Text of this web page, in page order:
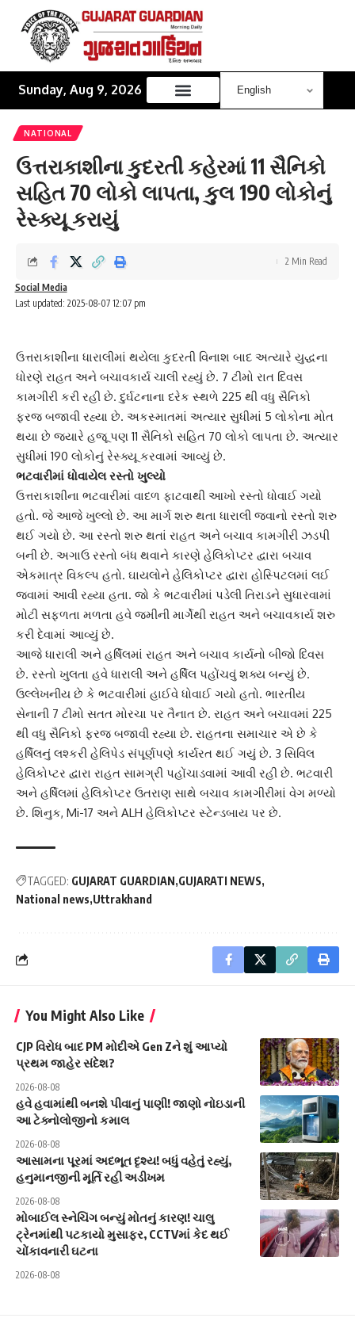
Sunday, Aug 9, 2026
NATIONAL
ઉત્તરાકાશીના કુદરતી કહેરમાં 11 સૈનિકો
સહિત 70 લોકો લાપતા, કુલ 190 લોકોનું
રેસ્ક્યૂ કરાયું
Last updated: 2025-08-07 12:07 pm
Social Media
2 Min Read
ઉત્તરાકાશીના ધારાલીમાં થયેલા કુદરતી વિનાશ બાદ અત્યારે યુદ્ધના
ધોરણે રાહત અને બચાવકાર્ય ચાલી રહ્યું છે. 7 ટીમો રાત દિવસ
કામગીરી કરી રહી છે. દુર્ઘટનાના દરેક સ્થળે 225 થી વધુ સૈનિકો
ફરજ બજાવી રહ્યા છે. અકસ્માતમાં અત્યાર સુધીમાં 5 લોકોના મોત
થયા છે જ્યારે હજૂ પણ 11 સૈનિકો સહિત 70 લોકો લાપતા છે. અત્યાર
સુધીમાં 190 લોકોનું રેસ્ક્યૂ કરવામાં આવ્યું છે.
ભટવારીમાં ધોવાયેલ રસ્તો ખુલ્યો
ઉત્તરાકાશીના ભટવારીમાં વાદળ ફાટવાથી આખો રસ્તો ધોવાઈ ગયો
હતો. જે આજે ખુલ્લો છે. આ માર્ગ શરુ થતા ધારાલી જવાનો રસ્તો શરુ
થઈ ગયો છે. આ રસ્તો શરુ થતાં રાહત અને બચાવ કામગીરી ઝડપી
બની છે. અગાઉ રસ્તો બંધ થવાને કારણે હેલિકોપ્ટર દ્વારા બચાવ
એકમાત્ર વિકલ્પ હતો. ઘાયલોને હેલિકોપ્ટર દ્વારા હોસ્પિટલમાં લઈ
જવામાં આવી રહ્યા હતા. જો કે ભટવારીમાં પડેલી તિરાડને સુધારવામાં
મોટી સફળતા મળતા હવે જમીની માર્ગેથી રાહત અને બચાવકાર્ય શરુ
કરી દેવામાં આવ્યું છે.
આજે ધારાલી અને હર્ષિલમાં રાહત અને બચાવ કાર્યનો બીજો દિવસ
છે. રસ્તો ખુલતા હવે ધારાલી અને હર્ષિલ પહોંચવું શક્ય બન્યું છે.
ઉલ્લેખનીય છે કે ભટવારીમાં હાઈવે ધોવાઈ ગયો હતો. ભારતીય
સેનાની 7 ટીમો સતત મોરચા પર તૈનાત છે. રાહત અને બચાવમાં 225
થી વધુ સૈનિકો ફરજ બજાવી રહ્યા છે. રાહતના સમાચાર એ છે કે
હર્ષિલનું લશ્કરી હેલિપેડ સંપૂર્ણપણે કાર્યરત થઈ ગયું છે. 3 સિવિલ
હેલિકોપ્ટર દ્વારા રાહત સામગ્રી પહોંચાડવામાં આવી રહી છે. ભટવારી
અને હર્ષિલમાં હેલિકોપ્ટર ઉતરાણ સાથે બચાવ કામગીરીમાં વેગ મળ્યો
છે. શિનુક, Mi-17 અને ALH હેલિકોપ્ટર સ્ટેન્ડબાય પર છે.
TAGGED: GUJARAT GUARDIAN GUJARATI NEWS
National news Uttrakhand
You Might Also Like
CJP વિરોધ બાદ PM મોદીએ Gen Zને શું આપ્યો
પ્રથમ જાહેર સંદેશ?
2026-08-08
હવે હવામાંથી બનશે પીવાનું પાણી! જાણો નોઇડાની
આ ટેક્નોલોજીનો કમાલ
2026-08-08
આસામના પૂરમાં અદભૂત દૃશ્ય! બધું વહેતું રહ્યું,
હનુમાનજીની મૂર્તિ રહી અડીખમ
2026-08-08
મોબાઈલ સ્નેચિંગ બન્યું મોતનું કારણ! ચાલુ
ટ્રેનમાંથી પટકાયો મુસાફર, CCTVમાં કેદ થઈ
ચોંકાવનારી ઘટના
2026-08-08